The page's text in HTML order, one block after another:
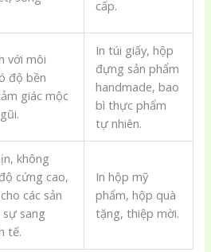
cấp.
với môi
độ bền
giác mộc
In túi giấy, hộp
đựng sản phẩm
handmade, bao
bì thực phẩm
tự nhiên.
không
cứng cao,
các sản
sang
tế.
In hộp mỹ
phẩm, hộp quà
tặng, thiệp mời.